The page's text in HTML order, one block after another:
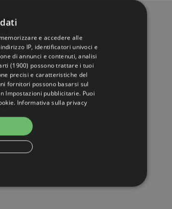
di
e accedere alle
IP, identificatori univoci e
di annunci e contenuti, analisi
(1900) possono trattare i tuoi
precisi e caratteristiche del
fornitori possono basarsi sul
Impostazioni pubblicitarie. Puoi
. Informativa sulla privacy